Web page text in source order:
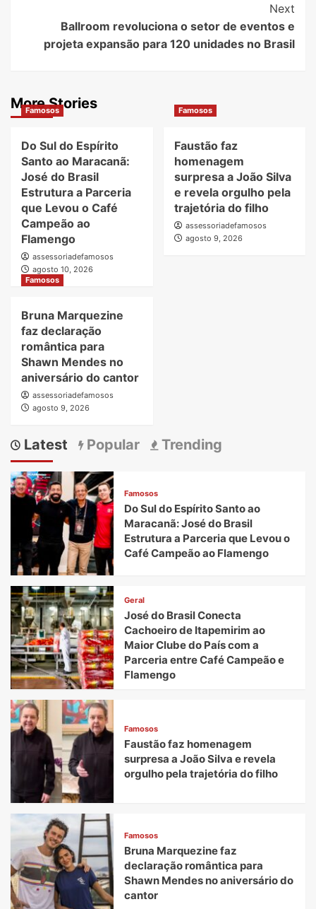
Next
Ballroom revoluciona o setor de eventos e
projeta expansão para 120 unidades no Brasil
More Stories
Famosos
Do Sul do Espírito
Santo ao Maracanã:
José do Brasil
Estrutura a Parceria
que Levou o Café
Campeão ao
Flamengo
assessoriadefamosos
agosto 10, 2026
Famosos
Faustão faz
homenagem
surpresa a João Silva
e revela orgulho pela
trajetória do filho
assessoriadefamosos
agosto 9, 2026
Famosos
Bruna Marquezine
faz declaração
romântica para
Shawn Mendes no
aniversário do cantor
assessoriadefamosos
agosto 9, 2026
Latest Popular Trending
Famosos
Do Sul do Espírito Santo ao
Maracanã: José do Brasil
Estrutura a Parceria que Levou o
Café Campeão ao Flamengo
Geral
José do Brasil Conecta
Cachoeiro de Itapemirim ao
Maior Clube do País com a
Parceria entre Café Campeão e
Flamengo
Famosos
Faustão faz homenagem
surpresa a João Silva e revela
orgulho pela trajetória do filho
Famosos
Bruna Marquezine faz
declaração romântica para
Shawn Mendes no aniversário do
cantor